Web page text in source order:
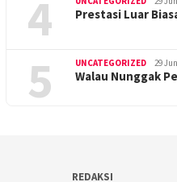
4 Prestasi Luar
5 UNCATEGORIZED 29
Walau Nunggak
REDAKSI